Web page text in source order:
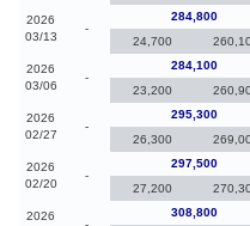
2026
03/13
-
284,800
24,700
2026
03/06
-
284,100
23,200
2026
02/27
-
295,300
26,300
2026
02/20
-
297,500
27,200
2026
308,800